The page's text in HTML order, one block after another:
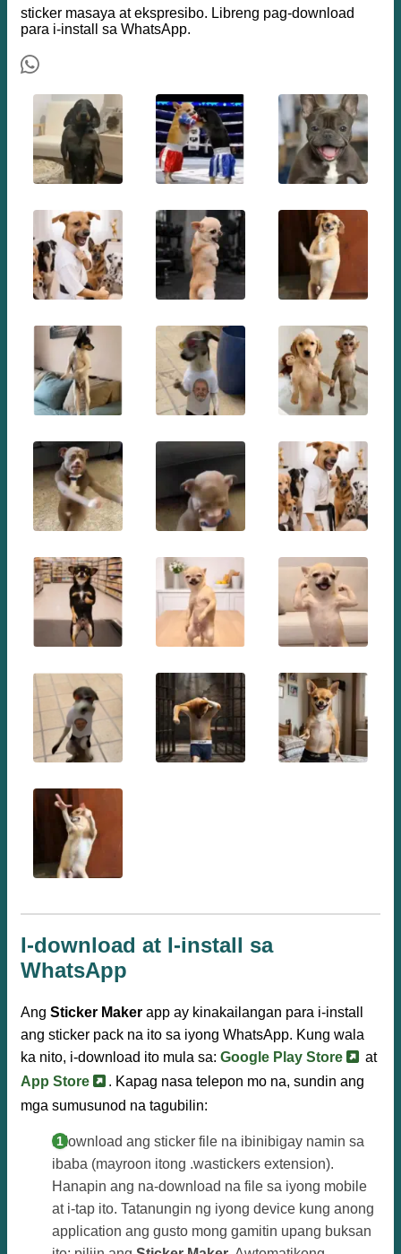
sticker masaya at ekspresibo. Libreng pag-download
para i-install sa WhatsApp.
I-download at I-install sa
WhatsApp
Ang Sticker Maker app ay kinakailangan para i-install
ang sticker pack na ito sa iyong WhatsApp. Kung wala
ka nito, i-download ito mula sa: Google Play Store
at
App Store
. Kapag nasa telepon mo na, sundin ang
mga sumusunod na tagubilin:
I-download ang sticker file na ibinibigay namin sa
ibaba (mayroon itong .wastickers extension).
Hanapin ang na-download na file sa iyong mobile
at i-tap ito. Tatanungin ng iyong device kung anong
application ang gusto mong gamitin upang buksan